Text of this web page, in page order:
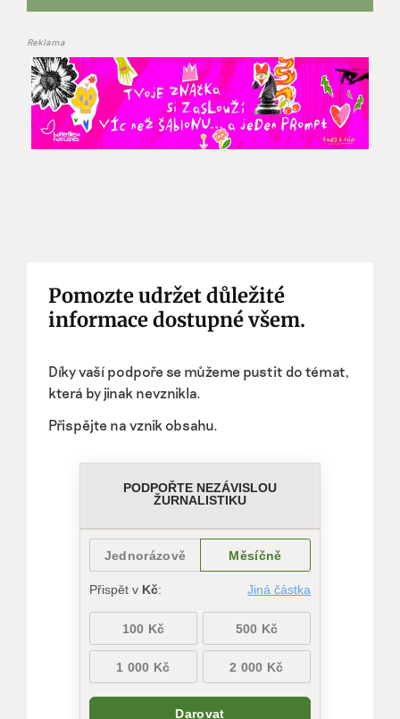
Reklama
Pomozte udržet důležité
informace dostupné všem.
Díky vaší podpoře se můžeme pustit do témat,
která by jinak nevznikla.
Přispějte na vznik obsahu.